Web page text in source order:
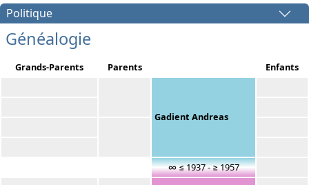
Politique
Généalogie
Grands-Parents Parents Enfants
Gadient Andreas
∞ ≤ 1937 - ≥ 1957